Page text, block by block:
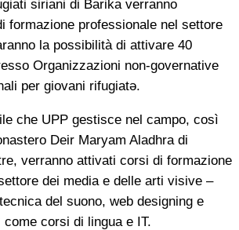
siriani di Barika verranno
formazione professionale nel settore
la possibilità di attivare 40
Organizzazioni non-governative
per giovani rifugiatə.
che UPP gestisce nel campo, così
Deir Maryam Aladhra di
verranno attivati corsi di formazione
dei media e delle arti visive –
del suono, web designing e
corsi di lingua e IT.